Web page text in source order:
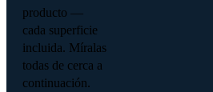
producto —
cada superficie
incluida. Míralas
todas de cerca a
continuación.